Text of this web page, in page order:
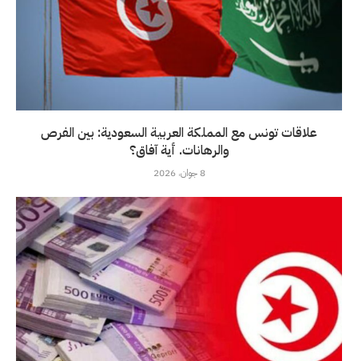
علاقات تونس مع المملكة العربية السعودية: بين الفرص
والرهانات. أية آفاق؟
8 جوان، 2026